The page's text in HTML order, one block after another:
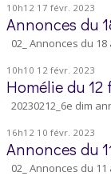
10h12 17 févr. 2023
Annonces du
02_ Annonces du
10h10 12 févr. 2023
Homélie du 12
20230212_6e dim
16h12 10 févr. 2023
Annonces du
02_ Annonces du